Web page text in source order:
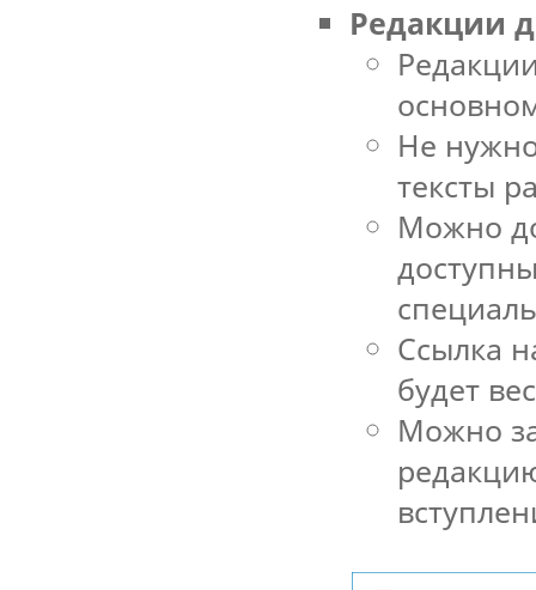
Редакции
Не
тексты
Можно
Ссылка
будет
Можно